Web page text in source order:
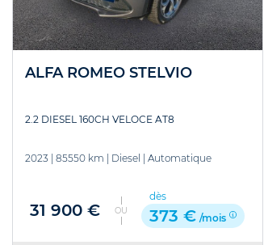
ALFA ROMEO STELVIO
2.2 DIESEL 160CH VELOCE AT8
2023 85550 km Diesel Automatique
31 900 € OU
dès
373 € /mois